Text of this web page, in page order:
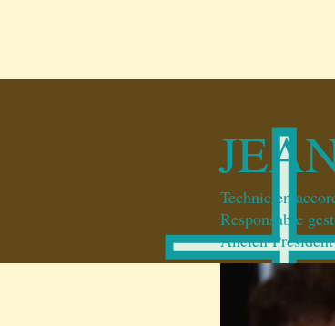
Technicien
Responsable
Ancien